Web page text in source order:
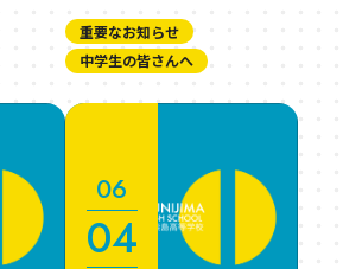
重要なお知らせ
中学生の皆さんへ
06
04